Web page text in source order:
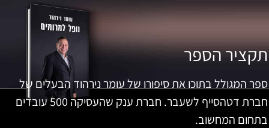
תקציר הספר
ספר המגולל בתוכו את סיפורו של עומר נירהוד הבעלים של
חברת דטהסייף לשעבר. חברת ענק שהעסיקה 500 עובדים
בתחום המחשוב.